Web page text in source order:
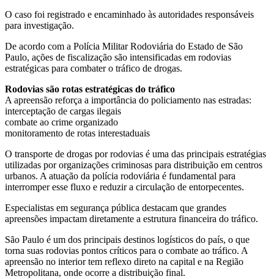
O caso foi registrado e encaminhado às autoridades responsáveis
para investigação.
De acordo com a Polícia Militar Rodoviária do Estado de São
Paulo, ações de fiscalização são intensificadas em rodovias
estratégicas para combater o tráfico de drogas.
Rodovias são rotas estratégicas do tráfico
A apreensão reforça a importância do policiamento nas estradas:
interceptação de cargas ilegais
combate ao crime organizado
monitoramento de rotas interestaduais
O transporte de drogas por rodovias é uma das principais estratégias
utilizadas por organizações criminosas para distribuição em centros
urbanos. A atuação da polícia rodoviária é fundamental para
interromper esse fluxo e reduzir a circulação de entorpecentes.
Especialistas em segurança pública destacam que grandes
apreensões impactam diretamente a estrutura financeira do tráfico.
São Paulo é um dos principais destinos logísticos do país, o que
torna suas rodovias pontos críticos para o combate ao tráfico. A
apreensão no interior tem reflexo direto na capital e na Região
Metropolitana, onde ocorre a distribuição final.